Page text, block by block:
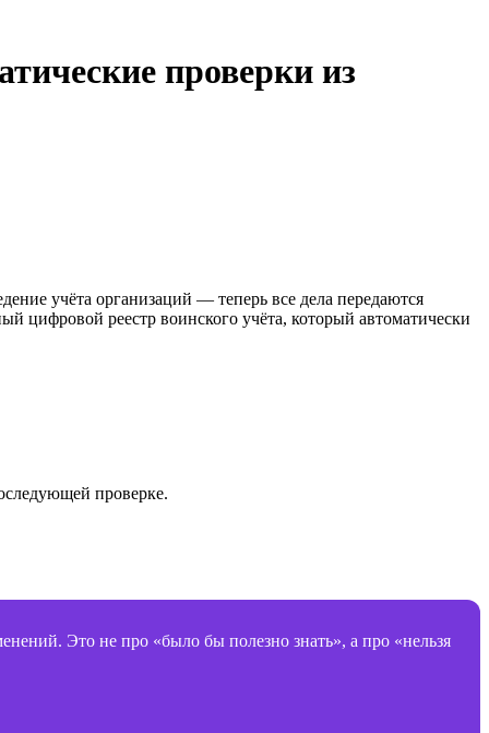
проверки из
учёта организаций — теперь все дела передаются
цифровой реестр воинского учёта, который автоматически
проверке.
Это не про «было бы полезно знать», а про «нельзя